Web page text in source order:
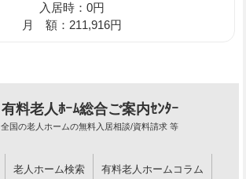
入居時：0円
月 額：211,916円
有料老人ﾎｰﾑ総合ご案内ｾﾝﾀｰ
全国の老人ホームの無料入居相談/資料請求 等
老人ホーム検索 有料老人ホームコラム